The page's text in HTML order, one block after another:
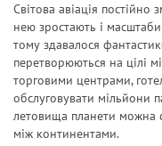
Світова авіація
нею зростають і
тому здавалося
перетворюються на цілі
торговими центрами,
обслуговувати мільйони
летовища планети можна
між континентами.